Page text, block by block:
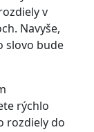
v
Navyše,
slovo bude
rýchlo
rozdiely do